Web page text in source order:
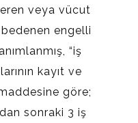
veya vücut
engelli
“iş
kayıt ve
göre;
sonraki 3 iş